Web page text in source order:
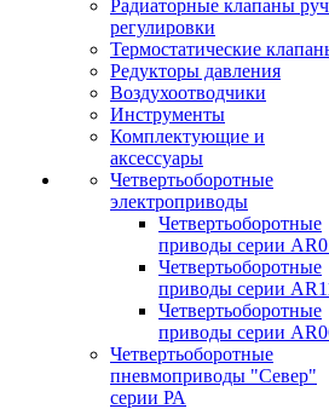
Радиаторные клапаны
регулировки
Термостатические
Редукторы давления
Воздухоотводчики
Инструменты
Комплектующие и
аксессуары
Четвертьоборотные
электроприводы
Четвертьоборотные
приводы серии
Четвертьоборотные
приводы серии
Четвертьоборотные
приводы серии
Четвертьоборотные
пневмоприводы "Север"
серии РА